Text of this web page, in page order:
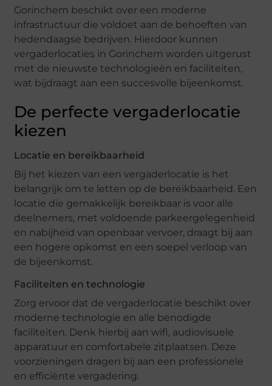
Gorinchem beschikt over een moderne
infrastructuur die voldoet aan de behoeften van
hedendaagse bedrijven. Hierdoor kunnen
vergaderlocaties in Gorinchem worden uitgerust
met de nieuwste technologieën en faciliteiten,
wat bijdraagt aan een succesvolle bijeenkomst.
De perfecte vergaderlocatie
kiezen
Locatie en bereikbaarheid
Bij het kiezen van een vergaderlocatie is het
belangrijk om te letten op de bereikbaarheid. Een
locatie die gemakkelijk bereikbaar is voor alle
deelnemers, met voldoende parkeergelegenheid
en nabijheid van openbaar vervoer, draagt bij aan
een hogere opkomst en een soepel verloop van
de bijeenkomst.
Faciliteiten en technologie
Zorg ervoor dat de vergaderlocatie beschikt over
moderne technologie en alle benodigde
faciliteiten. Denk hierbij aan wifi, audiovisuele
apparatuur en comfortabele zitplaatsen. Deze
voorzieningen dragen bij aan een professionele
en efficiënte vergadering.